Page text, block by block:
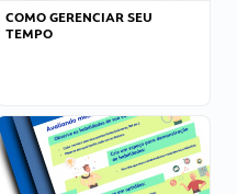
COMO GERENCIAR SEU
TEMPO